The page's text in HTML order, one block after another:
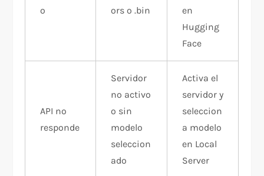
o
ors o .bin
en
Hugging
Face
API no
responde
Servidor
no activo
o sin
modelo
seleccion
ado
Activa el
servidor y
seleccion
a modelo
en Local
Server